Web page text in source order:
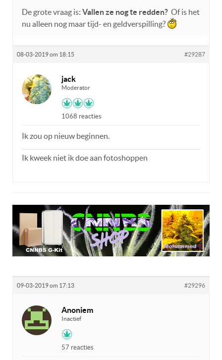
De grote vraag is: Vallen ze nog te redden? Of is het
nu alleen nog maar tijd- en geldverspilling?
08-03-2019 om 18:15 #29287
jack
Moderator
1068 reacties
Ik zou op nieuw beginnen.
Ik kweek niet ik doe aan fotoshoppen
09-03-2019 om 17:13 #29296
Anoniem
Inactief
57 reacties